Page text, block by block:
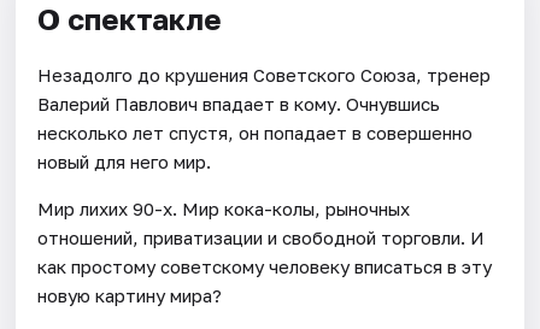
О спектакле
Незадолго до крушения Советского Союза, тренер
Валерий Павлович впадает в кому. Очнувшись
несколько лет спустя, он попадает в совершенно
новый для него мир.
Мир лихих 90-х. Мир кока-колы, рыночных
отношений, приватизации и свободной торговли. И
как простому советскому человеку вписаться в эту
новую картину мира?